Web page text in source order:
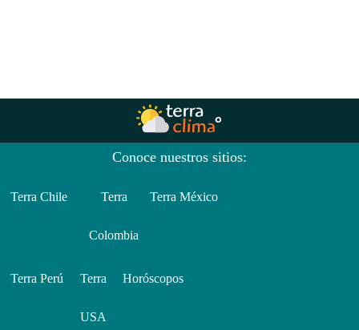
Conoce nuestros sitios:
Terra Chile Terra
Colombia
Terra México
Terra Perú Terra
USA
Horóscopos